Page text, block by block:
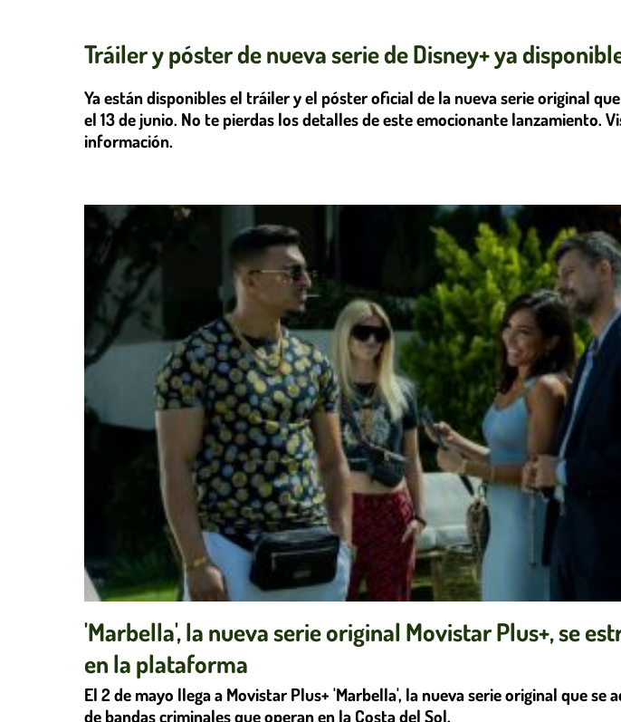
Tráiler y póster de nueva serie de Disney+ ya
Ya están disponibles el tráiler y el póster oficial de la nueva serie original
el 13 de junio. No te pierdas los detalles de este emocionante lanzamiento.
información.
'Marbella', la nueva serie original Movistar Plus+, se
en la plataforma
El 2 de mayo llega a Movistar Plus+ 'Marbella', la nueva serie original que se
de bandas criminales que operan en la Costa del Sol.